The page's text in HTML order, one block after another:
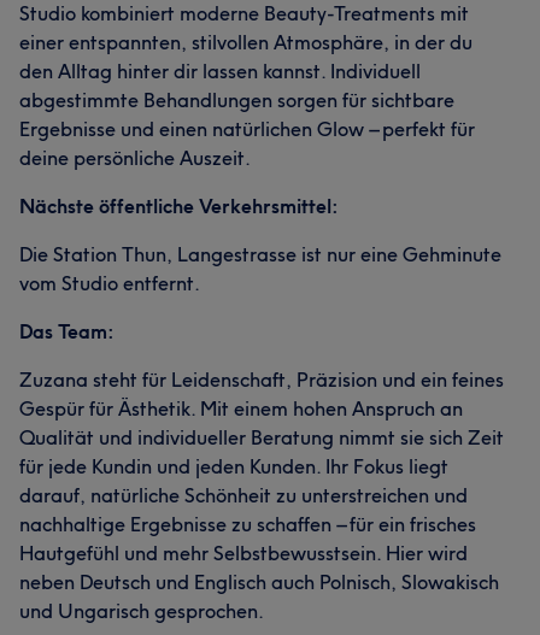
Studio kombiniert moderne Beauty-Treatments mit
einer entspannten, stilvollen Atmosphäre, in der du
den Alltag hinter dir lassen kannst. Individuell
abgestimmte Behandlungen sorgen für sichtbare
Ergebnisse und einen natürlichen Glow – perfekt für
deine persönliche Auszeit.
Nächste öffentliche Verkehrsmittel:
Die Station Thun, Langestrasse ist nur eine Gehminute
vom Studio entfernt.
Das Team:
Zuzana steht für Leidenschaft, Präzision und ein feines
Gespür für Ästhetik. Mit einem hohen Anspruch an
Qualität und individueller Beratung nimmt sie sich Zeit
für jede Kundin und jeden Kunden. Ihr Fokus liegt
darauf, natürliche Schönheit zu unterstreichen und
nachhaltige Ergebnisse zu schaffen – für ein frisches
Hautgefühl und mehr Selbstbewusstsein. Hier wird
neben Deutsch und Englisch auch Polnisch, Slowakisch
und Ungarisch gesprochen.